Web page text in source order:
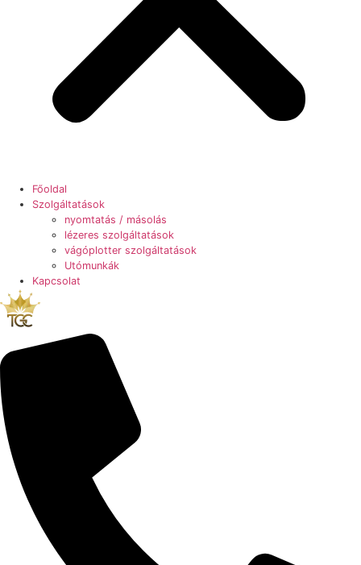
Főoldal
Szolgáltatások
nyomtatás / másolás
lézeres szolgáltatások
vágóplotter szolgáltatások
Utómunkák
Kapcsolat